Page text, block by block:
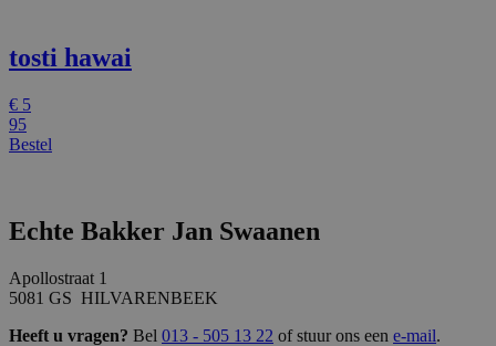
tosti hawai
€ 5
95
Bestel
Echte Bakker Jan Swaanen
Apollostraat 1
5081 GS HILVARENBEEK
Heeft u vragen? Bel 013 - 505 13 22 of stuur ons een e-mail.